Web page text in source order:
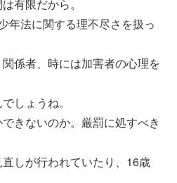
有限だから。
年法に関する理不尽さを扱っ
係者、 時には加害者の心理を
しょうね。
きないのか。厳罰に処すべき
しが行われていたり、16歳